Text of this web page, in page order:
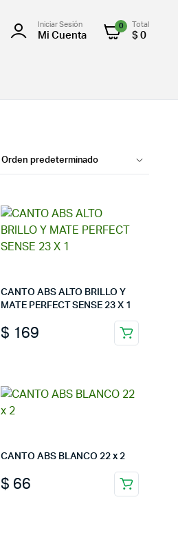
Iniciar Sesión
Mi Cuenta
0 Total
$ 0
CANTO ABS ALTO BRILLO Y
MATE PERFECT SENSE 23 X 1
$ 169
CANTO ABS BLANCO 22 x 2
$ 66